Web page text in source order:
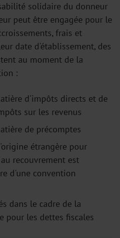
solidaire du donneur
peut être engagée pour le
frais et
date d'établissement, des
au moment de la
:
d'impôts directs et de
sur les revenus
de précomptes
étrangère pour
recouvrement est
d'une convention
dans le cadre de la
pour les dettes fiscales